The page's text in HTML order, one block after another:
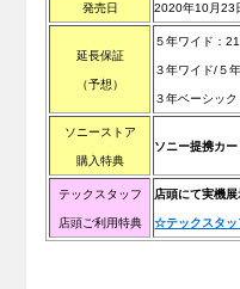
発売日 2020年10月23
延長保証
（予想）
５年ワイド：
３年ワイド/５
３年ベーシッ
ソニーストア
購入特典
ソニー提携カ
テックスタッフ
店頭ご利用特典
店頭にて実機展
☆テックスタッ